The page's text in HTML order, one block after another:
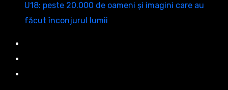
U18: peste 20.000 de oameni și imagini care au
făcut înconjurul lumii